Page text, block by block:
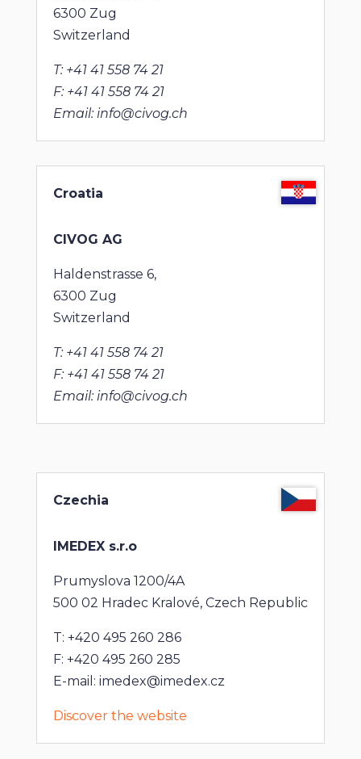
6300 Zug
Switzerland
T: +41 41 558 74 21
F: +41 41 558 74 21
Email: info@civog.ch
Croatia
CIVOG AG
Haldenstrasse 6,
6300 Zug
Switzerland
T: +41 41 558 74 21
F: +41 41 558 74 21
Email: info@civog.ch
Czechia
IMEDEX s.r.o
Prumyslova 1200/4A
500 02 Hradec Kralové, Czech Republic
T: +420 495 260 286
F: +420 495 260 285
E-mail: imedex@imedex.cz
Discover the website